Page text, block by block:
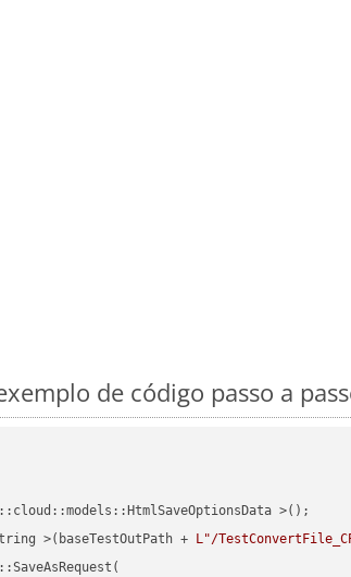
de código passo a
>();
>(baseTestOutPath + L"/